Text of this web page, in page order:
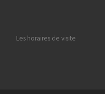
Les horaires de visite